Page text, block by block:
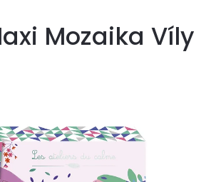
Mozaika Víly